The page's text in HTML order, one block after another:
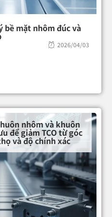
bề mặt nhôm đúc và
2026/04/03
nhôm và khuôn
để giảm TCO từ góc
và độ chính xác